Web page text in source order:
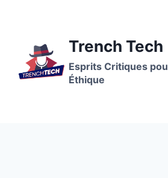
Trench Tech
Esprits Critiques
Éthique